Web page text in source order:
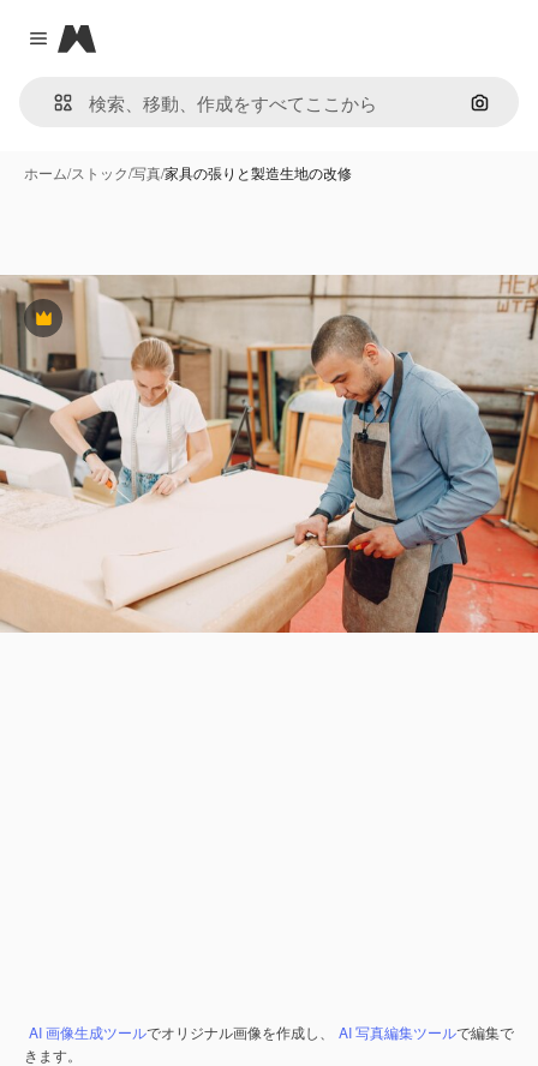
Close menu
Magnific
画像で
ホーム/ストック/写真/家具の張りと製造生地の改修
Premium
AI 画像生成ツールでオリジナル画像を作成し、 AI 写真編集ツールで編集で
きます。